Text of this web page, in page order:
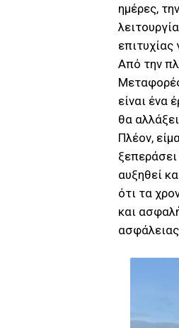
ημέρες,
επιτυχίας
Από την
είναι ένα
θα
Πλέον,
αυξηθεί
ότι τα
και